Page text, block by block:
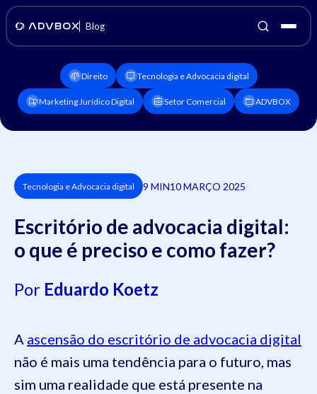
Blog
Direito Tecnologia e Advocacia digital
Marketing Jurídico Digital Setor Comercial ADVBOX
Tecnologia e Advocacia digital 9 MIN10 MARÇO 2025
Escritório de advocacia digital:
o que é preciso e como fazer?
Por Eduardo Koetz
A ascensão do escritório de advocacia digital
não é mais uma tendência para o futuro, mas
sim uma realidade que está presente na